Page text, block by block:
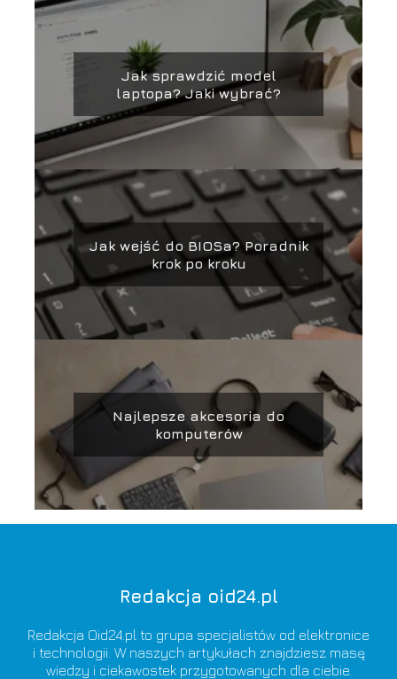
Jak sprawdzić model
laptopa? Jaki wybrać?
Jak wejść do BIOSa? Poradnik
krok po kroku
Najlepsze akcesoria do
komputerów
Redakcja oid24.pl
Redakcja Oid24.pl to grupa specjalistów od elektronice
i technologii. W naszych artykułach znajdziesz masę
wiedzy i ciekawostek przygotowanych dla ciebie.